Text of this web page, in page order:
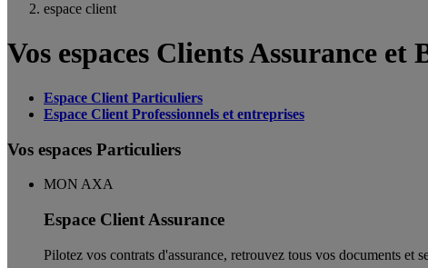
espace client
Vos espaces Clients Assurance et
Espace Client Particuliers
Espace Client Professionnels et entreprises
Vos espaces Particuliers
MON AXA
Espace Client Assurance
Pilotez vos contrats d'assurance, retrouvez tous vos documents et